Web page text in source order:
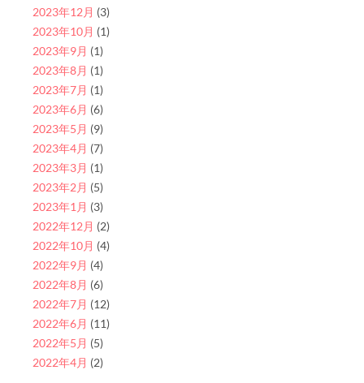
2023年12月 (3)
2023年10月 (1)
2023年9月 (1)
2023年8月 (1)
2023年7月 (1)
2023年6月 (6)
2023年5月 (9)
2023年4月 (7)
2023年3月 (1)
2023年2月 (5)
2023年1月 (3)
2022年12月 (2)
2022年10月 (4)
2022年9月 (4)
2022年8月 (6)
2022年7月 (12)
2022年6月 (11)
2022年5月 (5)
2022年4月 (2)